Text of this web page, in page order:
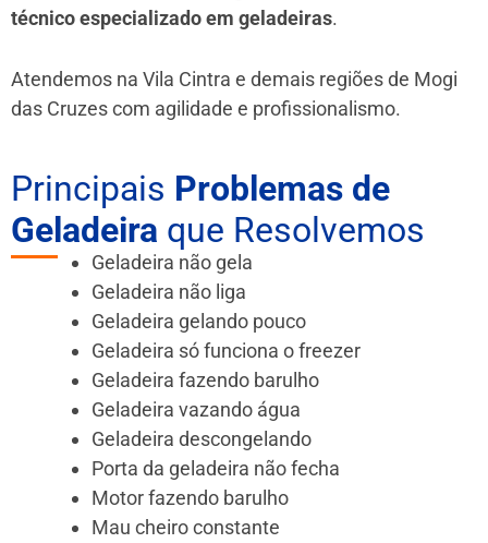
técnico especializado em geladeiras.
Atendemos na Vila Cintra e demais regiões de Mogi
das Cruzescom agilidade e profissionalismo.
Principais Problemas de
Geladeira que Resolvemos
Geladeira não gela
Geladeira não liga
Geladeira gelando pouco
Geladeira só funciona o freezer
Geladeira fazendo barulho
Geladeira vazando água
Geladeira descongelando
Porta da geladeira não fecha
Motor fazendo barulho
Mau cheiro constante